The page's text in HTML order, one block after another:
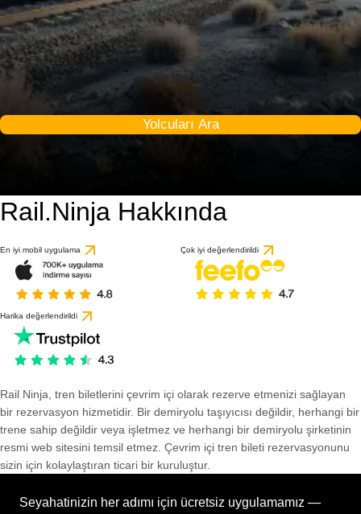
Yolcuları Ara
Rail.Ninja Hakkında
En iyi mobil uygulama Çok iyi değerlendirildi
Harika değerlendirildi
Rail Ninja, tren biletlerini çevrim içi olarak rezerve etmenizi sağlayan
bir rezervasyon hizmetidir. Bir demiryolu taşıyıcısı değildir, herhangi bir
trene sahip değildir veya işletmez ve herhangi bir demiryolu şirketinin
resmi web sitesini temsil etmez. Çevrim içi tren bileti rezervasyonunu
sizin için kolaylaştıran ticari bir kuruluştur.
Seyahatinizin her adımı için ücretsiz uygulamamız —
1 değerlendirmeye